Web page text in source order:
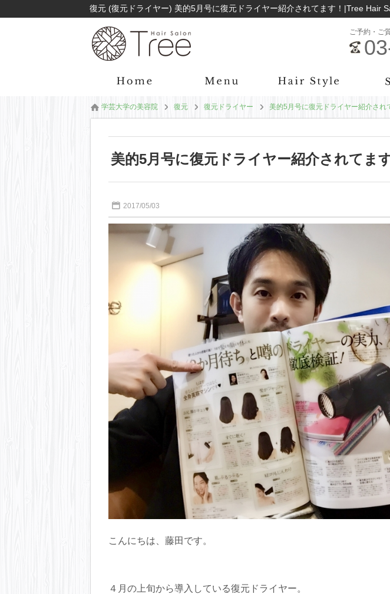
ご予約・ご
学芸大学の美容院 復元 復元ドライヤー 美的5月号に復元ドライヤー紹介され
美的5月号に復元ドライヤー紹介されてま
2017/05/03
こんにちは、藤田です。
４月の上旬から導入している復元ドライヤー。